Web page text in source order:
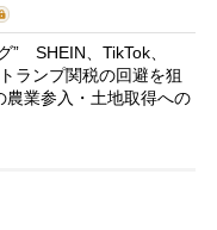
” SHEIN、TikTok、
ランプ関税の回避を狙
業参入・土地取得への